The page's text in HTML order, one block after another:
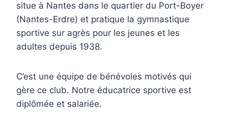
situe à Nantes dans le quartier du Port-Boyer
(Nantes-Erdre) et pratique la gymnastique
sportive sur agrès pour les jeunes et les
adultes depuis 1938.
C’est une équipe de bénévoles motivés qui
gère ce club. Notre éducatrice sportive est
diplômée et salariée.